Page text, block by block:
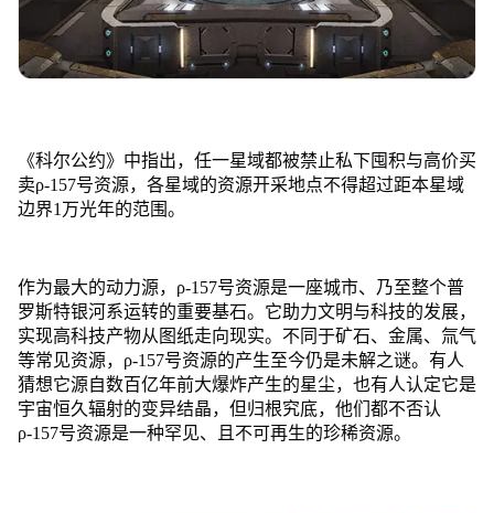
《科尔公约》中指出，任一星域都被禁止私下囤积与高价买
卖ρ-157号资源，各星域的资源开采地点不得超过距本星域
边界1万光年的范围。
作为最大的动力源，ρ-157号资源是一座城市、乃至整个普
罗斯特银河系运转的重要基石。它助力文明与科技的发展，
实现高科技产物从图纸走向现实。不同于矿石、金属、氚气
等常见资源，ρ-157号资源的产生至今仍是未解之谜。有人
猜想它源自数百亿年前大爆炸产生的星尘，也有人认定它是
宇宙恒久辐射的变异结晶，但归根究底，他们都不否认
ρ-157号资源是一种罕见、且不可再生的珍稀资源。